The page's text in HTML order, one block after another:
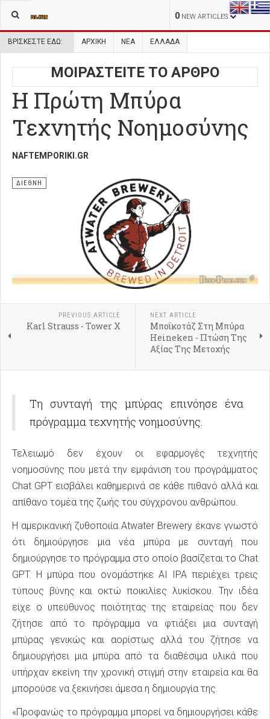
0 NEW ARTICLES
ΒΡΊΣΚΕΣΤΕ ΕΔΏ: ΑΡΧΙΚΉ ΝΕΑ ΕΛΛΑΔΑ
ΜΟΙΡΑΣΤΕΙΤΕ ΤΟ ΑΡΘΡΟ
Η Πρώτη Μπύρα
Τεχνητής Νοημοσύνης
NAFTEMPORIKI.GR
ΔΙΕΘΝΗ
PREVIOUS ARTICLE
Karl Strauss - Tower X
NEXT ARTICLE
Μποϊκοτάζ Στη Μπύρα
Heineken - Πτώση Της
Αξίας Της Μετοχής
Τη συνταγή της μπύρας επινόησε ένα
πρόγραμμα τεχνητής νοημοσύνης.
Τελειωμό δεν έχουν οι εφαρμογές τεχνητής
νοημοσύνης που μετά την εμφάνιση του προγράμματος
Chat GPT εισβάλει καθημερινά σε κάθε πιθανό αλλά και
απίθανο τομέα της ζωής του σύγχρονου ανθρώπου.
Η αμερικανική ζυθοποιία Atwater Brewery έκανε γνωστό
ότι δημιούργησε μια νέα μπύρα με συνταγή που
δημιούργησε το πρόγραμμα στο οποίο βασίζεται το Chat
GPT. Η μπύρα που ονομάστηκε AI IPA περιέχει τρεις
τύπους βύνης και οκτώ ποικιλίες λυκίσκου. Την ιδέα
είχε ο υπεύθυνος ποιότητας της εταιρείας που δεν
ζήτησε από το πρόγραμμα να φτιάξει μια συνταγή
μπύρας γενικώς και αορίστως αλλά του ζήτησε να
δημιουργήσει μια μπύρα από τα διαθέσιμα υλικά που
υπήρχαν εκείνη την χρονική στιγμή στην εταιρεία και θα
μπορούσε να ξεκινήσει άμεσα η δημιουργία της.
«Προφανώς το πρόγραμμα μπορεί να δημιουργήσει κάθε